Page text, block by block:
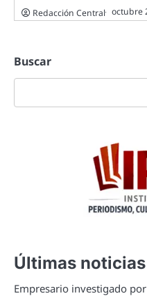
Redacción Central octubre
Buscar
Últimas noticias
Empresario investigado